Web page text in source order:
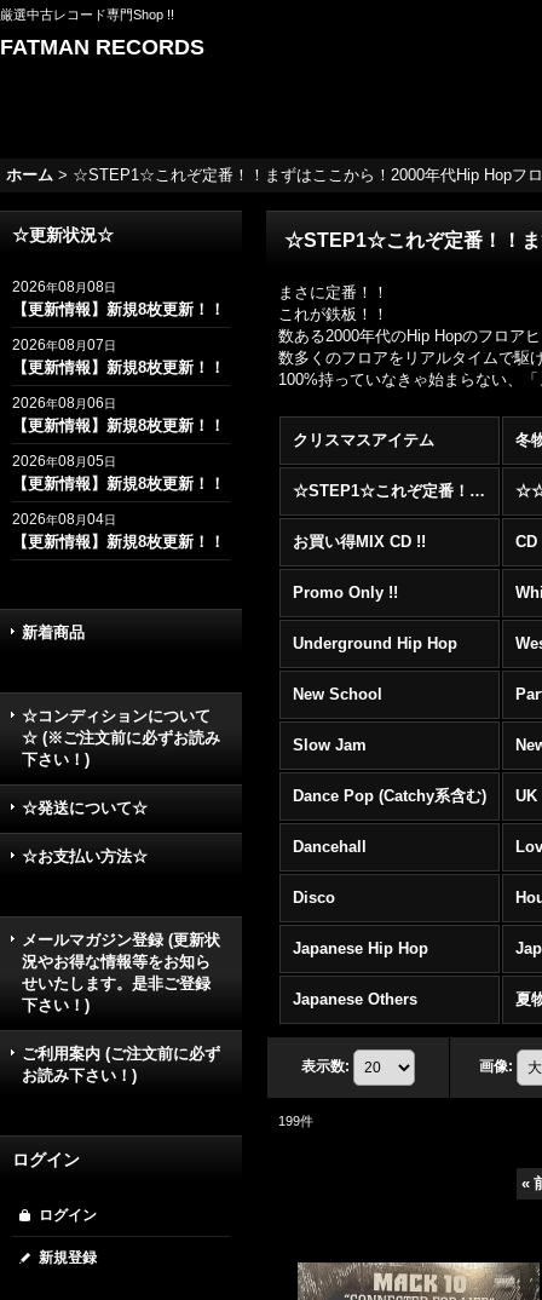
厳選中古レコード専門Shop !!
FATMAN RECORDS
ホーム > ☆STEP1☆これぞ定番！！まずはここから！2000年代Hip Hopフ
☆更新状況☆
2026年08月08日
【更新情報】新規8枚更新！！
2026年08月07日
【更新情報】新規8枚更新！！
2026年08月06日
【更新情報】新規8枚更新！！
2026年08月05日
【更新情報】新規8枚更新！！
2026年08月04日
【更新情報】新規8枚更新！！
新着商品
☆コンディションについて
☆ (※ご注文前に必ずお読み
下さい！)
☆発送について☆
☆お支払い方法☆
メールマガジン登録 (更新状
況やお得な情報等をお知ら
せいたします。是非ご登録
下さい！)
ご利用案内 (ご注文前に必ず
お読み下さい！)
ログイン
ログイン
新規登録
☆STEP1☆これぞ定番！！ま
まさに定番！！
これが鉄板！！
数ある2000年代のHip Hopのフロア
数多くのフロアをリアルタイムで駆
100%持っていなきゃ始まらない、
クリスマスアイテム 冬
☆STEP1☆これぞ定番！！まずはここから！2000年代R&BフロアヒットBest 100 !!!
お買い得MIX CD !!
Promo Only !!
Underground Hip Hop
New School
Slow Jam
Dance Pop (Catchy系含む) UK
Dancehall
Disco
Japanese Hip Hop
Japanese Others 夏
表示数: 画像:
199件
«